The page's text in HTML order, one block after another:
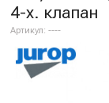
4-х. клапан
Артикул: ----